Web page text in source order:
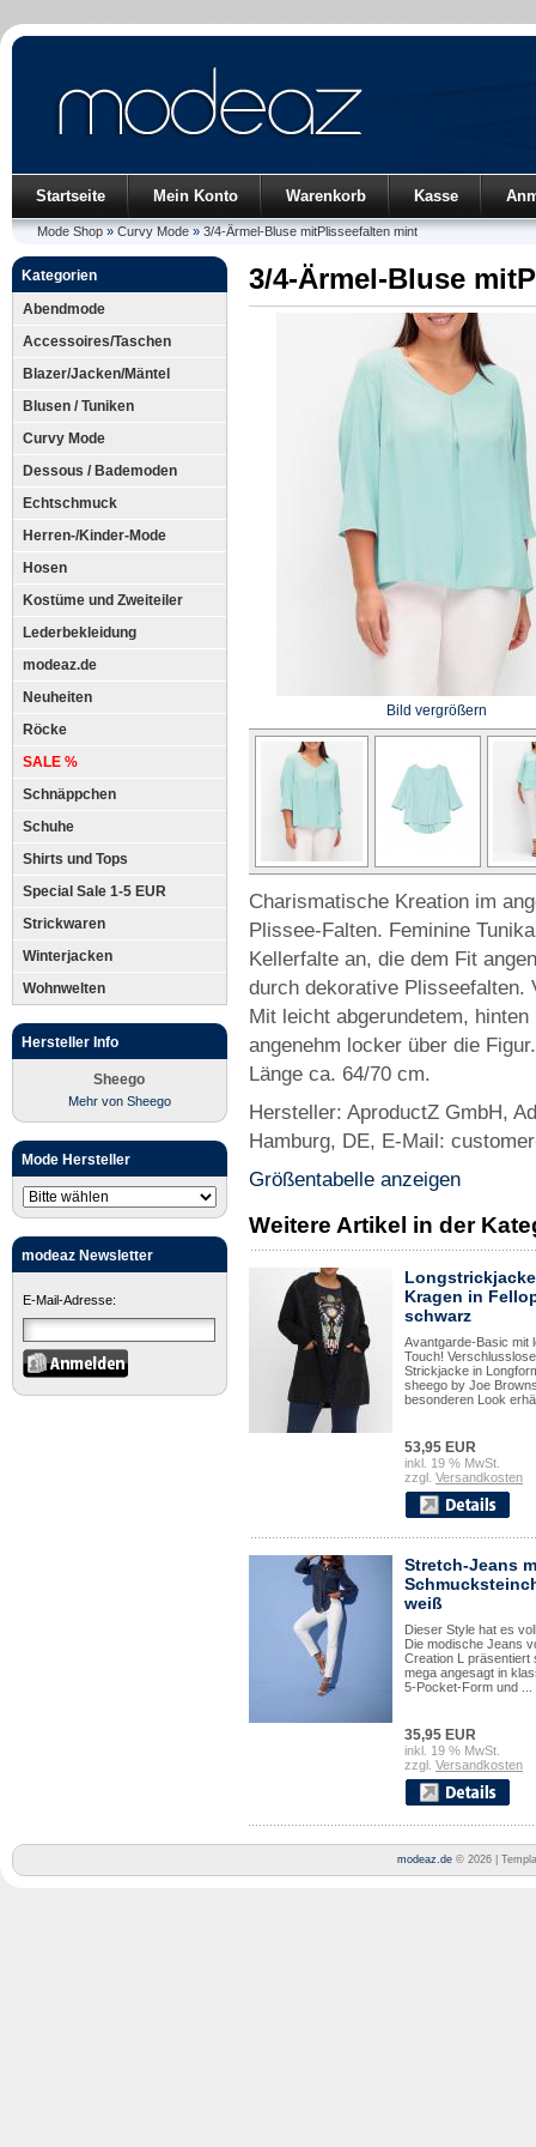
Startseite Mein Konto Warenkorb Kasse
Mode Shop»Curvy Mode»3/4-Ärmel-Bluse mitPlisseefalten mint
Kategorien
Abendmode
Accessoires/Taschen
Blazer/Jacken/Mäntel
Blusen / Tuniken
Curvy Mode
Dessous / Bademoden
Echtschmuck
Herren-/Kinder-Mode
Hosen
Kostüme und Zweiteiler
Lederbekleidung
modeaz.de
Neuheiten
Röcke
SALE %
Schnäppchen
Schuhe
Shirts und Tops
Special Sale 1-5 EUR
Strickwaren
Winterjacken
Wohnwelten
Hersteller Info
Sheego
Mehr von Sheego
Mode Hersteller
modeaz Newsletter
E-Mail-Adresse:
3/4-Ärmel-Bluse
Bild vergrößern
Charismatische Kreation im
Plissee-Falten. Feminine
Kellerfalte an, die dem Fit
durch dekorative Plisseefalten.
Mit leicht abgerundetem,
angenehm locker über die
Länge ca. 64/70 cm.
Hersteller: AproductZ GmbH,
Hamburg, DE, E-Mail:
Größentabelle anzeigen
Weitere Artikel in der
Kragen in
schwarz
Avantgarde-Basic mit
Touch! Verschlusslose
Strickjacke in
sheego by Joe
besonderen Look
53,95 EUR
inkl. 19 % MwSt.
zzgl. Versandkosten
Stretch-Jeans
weiß
Dieser Style hat es
Die modische Jeans
Creation L präsentiert
mega angesagt in
5-Pocket-Form und ...
35,95 EUR
inkl. 19 % MwSt.
zzgl. Versandkosten
modeaz.de © 2026 |